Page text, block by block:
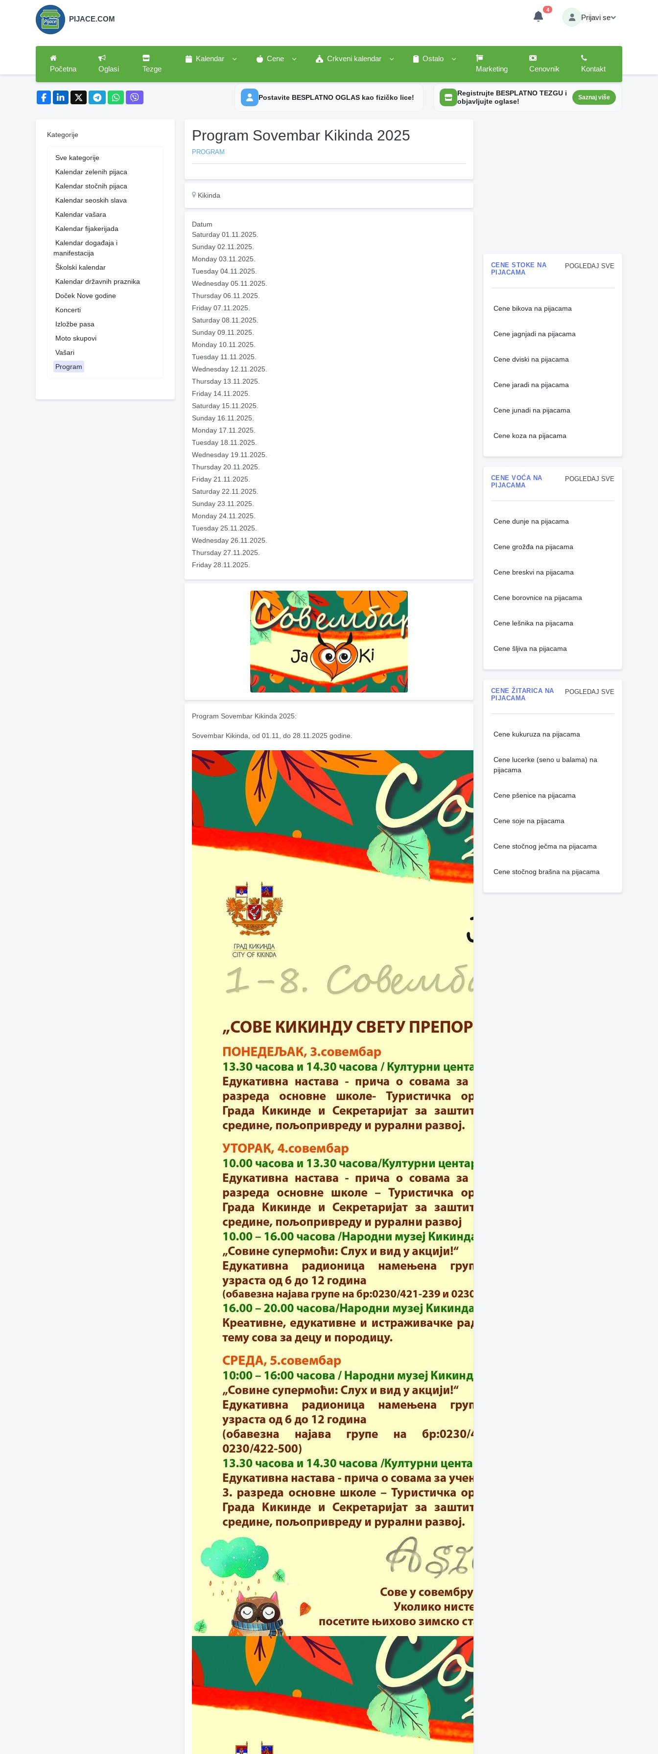
PIJACE.COM
4
Prijavi se
Početna Oglasi Tezge
Kalendar Cene Crkveni kalendar
Ostalo
Marketing
Cenovnik Kontakt
Postavite BESPLATNO OGLAS kao fizičko lice!
Registrujte BESPLATNO TEZGU i
objavljujte oglase!
Saznaj više
Kategorije
Sve kategorije
Kalendar zelenih pijaca
Kalendar stočnih pijaca
Kalendar seoskih slava
Kalendar vašara
Kalendar fijakerijada
Kalendar događaja i
manifestacija
Školski kalendar
Kalendar državnih praznika
Doček Nove godine
Koncerti
Izložbe pasa
Moto skupovi
Vašari
Program
Program Sovembar Kikinda 2025
PROGRAM
Kikinda
Datum
Saturday 01.11.2025.
Sunday 02.11.2025.
Monday 03.11.2025.
Tuesday 04.11.2025.
Wednesday 05.11.2025.
Thursday 06.11.2025.
Friday 07.11.2025.
Saturday 08.11.2025.
Sunday 09.11.2025.
Monday 10.11.2025.
Tuesday 11.11.2025.
Wednesday 12.11.2025.
Thursday 13.11.2025.
Friday 14.11.2025.
Saturday 15.11.2025.
Sunday 16.11.2025.
Monday 17.11.2025.
Tuesday 18.11.2025.
Wednesday 19.11.2025.
Thursday 20.11.2025.
Friday 21.11.2025.
Saturday 22.11.2025.
Sunday 23.11.2025.
Monday 24.11.2025.
Tuesday 25.11.2025.
Wednesday 26.11.2025.
Thursday 27.11.2025.
Friday 28.11.2025.
Program Sovembar Kikinda 2025:
Sovembar Kikinda, od 01.11, do 28.11.2025 godine.
POGLEDAJ SVE
CENE STOKE NA
PIJACAMA
Cene bikova na pijacama
Cene jagnjadi na pijacama
Cene dviski na pijacama
Cene jaradi na pijacama
Cene junadi na pijacama
Cene koza na pijacama
POGLEDAJ SVE
CENE VOĆA NA
PIJACAMA
Cene dunje na pijacama
Cene grožđa na pijacama
Cene breskvi na pijacama
Cene borovnice na pijacama
Cene lešnika na pijacama
Cene šljiva na pijacama
POGLEDAJ SVE
CENE ŽITARICA NA
PIJACAMA
Cene kukuruza na pijacama
Cene lucerke (seno u balama) na
pijacama
Cene pšenice na pijacama
Cene soje na pijacama
Cene stočnog ječma na pijacama
Cene stočnog brašna na pijacama